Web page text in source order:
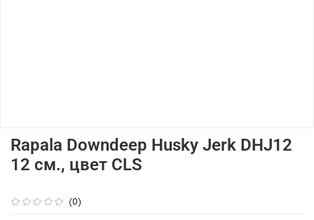
(0)
Rapala Downdeep Husky Jerk DHJ12
12 см., цвет CLS